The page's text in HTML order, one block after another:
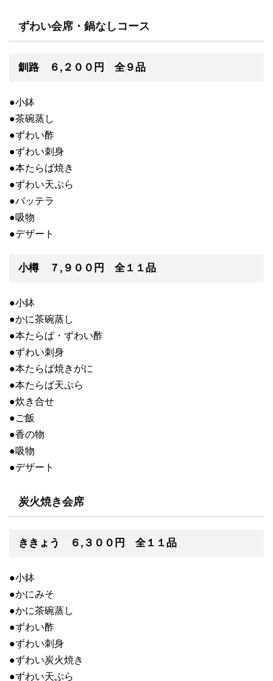
ずわい会席・鍋なしコース
釧路 ６,２００円 全９品
●小鉢
●茶碗蒸し
●ずわい酢
●ずわい刺身
●本たらば焼き
●ずわい天ぷら
●バッテラ
●吸物
●デザート
小樽 ７,９００円 全１１品
●小鉢
●かに茶碗蒸し
●本たらば・ずわい酢
●ずわい刺身
●本たらば焼きがに
●本たらば天ぷら
●炊き合せ
●ご飯
●香の物
●吸物
●デザート
炭火焼き会席
ききょう ６,３００円 全１１品
●小鉢
●かにみそ
●かに茶碗蒸し
●ずわい酢
●ずわい刺身
●ずわい炭火焼き
●ずわい天ぷら